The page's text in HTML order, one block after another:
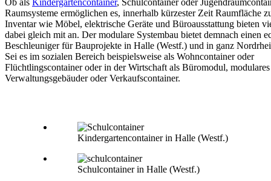
Raumsysteme ermöglichen es, innerhalb kürzester Zeit Raumfläche
Inventar wie Möbel, elektrische Geräte und Büroausstattung bieten
dabei gleich mit an. Der modulare Systembau bietet demnach einen
Beschleuniger für Bauprojekte in Halle (Westf.) und in ganz
Sei es im sozialen Bereich beispielsweise als Wohncontainer oder
Flüchtlingscontainer oder in der Wirtschaft als Büromodul, modulares
Verwaltungsgebäuder oder Verkaufscontainer.
Kindergartencontainer in Halle (Westf.)
Schulcontainer in Halle (Westf.)